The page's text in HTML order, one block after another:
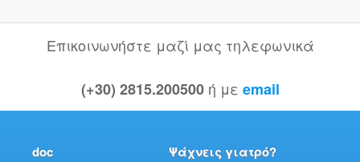
Επικοινωνήστε μαζί μας τηλεφωνικά
(+30) 2815.200500 ή με email
doc Ψάχνεις γιατρό?